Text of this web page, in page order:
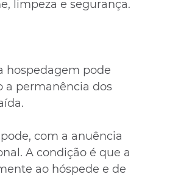
limpeza e segurança.
hospedagem pode
a permanência dos
com a anuência
A condição é que a
ao hóspede e de